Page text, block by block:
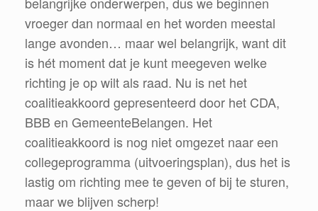
vroeger dan normaal en het worden meestal
lange avonden… maar wel belangrijk, want dit
is hét moment dat je kunt meegeven welke
richting je op wilt als raad. Nu is net het
coalitieakkoord gepresenteerd door het CDA,
BBB en GemeenteBelangen. Het
coalitieakkoord is nog niet omgezet naar een
collegeprogramma (uitvoeringsplan), dus het is
lastig om richting mee te geven of bij te sturen,
maar we blijven scherp!